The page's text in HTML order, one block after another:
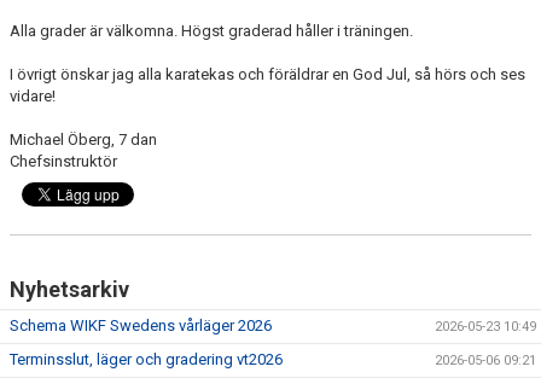
Alla grader är välkomna. Högst graderad håller i träningen.
I övrigt önskar jag alla karatekas och föräldrar en God Jul, så hörs och ses
vidare!
Michael Öberg, 7 dan
Chefsinstruktör
Nyhetsarkiv
Schema WIKF Swedens vårläger 2026 2026-05-23 10:49
Terminsslut, läger och gradering vt2026 2026-05-06 09:21